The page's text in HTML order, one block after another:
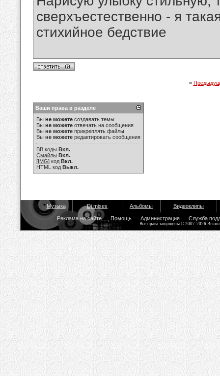
сверхъестественно - я
стихийное бедствие
«
Ваши права в разделе
Вы не можете создавать темы
Вы не можете отвечать на сообщения
Вы не можете прикреплять файлы
Вы не можете редактировать сообщения
BB коды Вкл.
Смайлы Вкл.
[IMG] код Вкл.
HTML код Выкл.
Музыка Dj mixes Альбомы Видеоклипы
Реклама на сайте Помощь Администрация Служба
Все права защищены © 2007-2026